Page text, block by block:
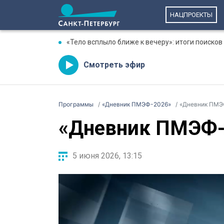
НАЦПРОЕКТЫ
«Тело всплыло ближе к вечеру»: итоги
Смотреть эфир
Программы «Дневник ПМЭФ-2026» «Дневник
«Дневник ПМЭФ-
5 июня 2026, 13:15